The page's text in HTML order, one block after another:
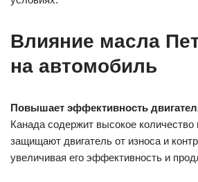
Влияние масла
на автомобиль
Повышает эффективность
Канада содержит высокое количество
защищают двигатель от износа и
увеличивая его эффективность и